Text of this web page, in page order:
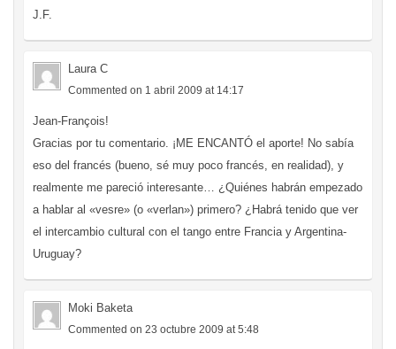
J.F.
Laura C
Commented on 1 abril 2009 at 14:17
Jean-François!
Gracias por tu comentario. ¡ME ENCANTÓ el aporte! No sabía
eso del francés (bueno, sé muy poco francés, en realidad), y
realmente me pareció interesante… ¿Quiénes habrán empezado
a hablar al «vesre» (o «verlan») primero? ¿Habrá tenido que ver
el intercambio cultural con el tango entre Francia y Argentina-
Uruguay?
Moki Baketa
Commented on 23 octubre 2009 at 5:48